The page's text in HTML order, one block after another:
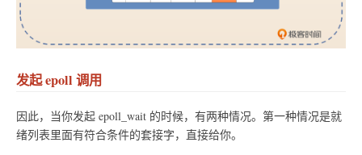
发起 epoll 调用
因此，当你发起 epoll_wait 的时候，有两种情况。第一种情况是就
绪列表里面有符合条件的套接字，直接给你。